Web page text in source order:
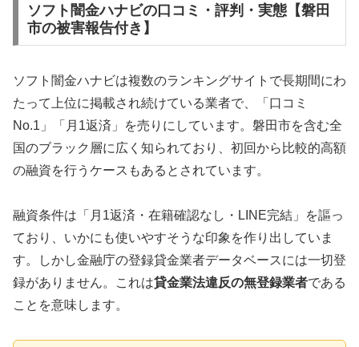
ソフト闇金ハナビの口コミ・評判・実態【磐田
市の被害報告付き】
ソフト闇金ハナビは複数のランキングサイトで長期間にわ
たって上位に掲載され続けている業者で、「口コミ
No.1」「月1返済」を売りにしています。磐田市を含む全
国のブラック層に広く知られており、初回から比較的高額
の融資を行うケースもあるとされています。
融資条件は「月1返済・在籍確認なし・LINE完結」を謳っ
ており、いかにも使いやすそうな印象を作り出していま
す。しかし金融庁の登録貸金業者データベースには一切登
録がありません。これは貸金業法違反の無登録業者である
ことを意味します。